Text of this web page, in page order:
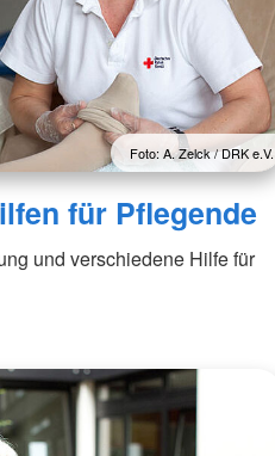
Foto: A. Zelck / DRK e.V.
für Pflegende
und verschiedene Hilfe für